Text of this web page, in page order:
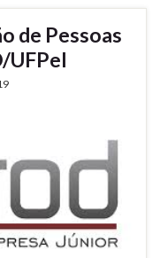
de Pessoas
UFPel